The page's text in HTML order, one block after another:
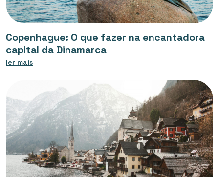
Copenhague: O que fazer na encantadora
capital da Dinamarca
ler mais